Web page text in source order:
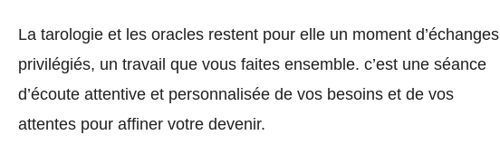
La tarologie et les oracles restent pour elle un moment d’échanges
privilégiés, un travail que vous faites ensemble. c’est une séance
d’écoute attentive et personnalisée de vos besoins et de vos
attentes pour affiner votre devenir.